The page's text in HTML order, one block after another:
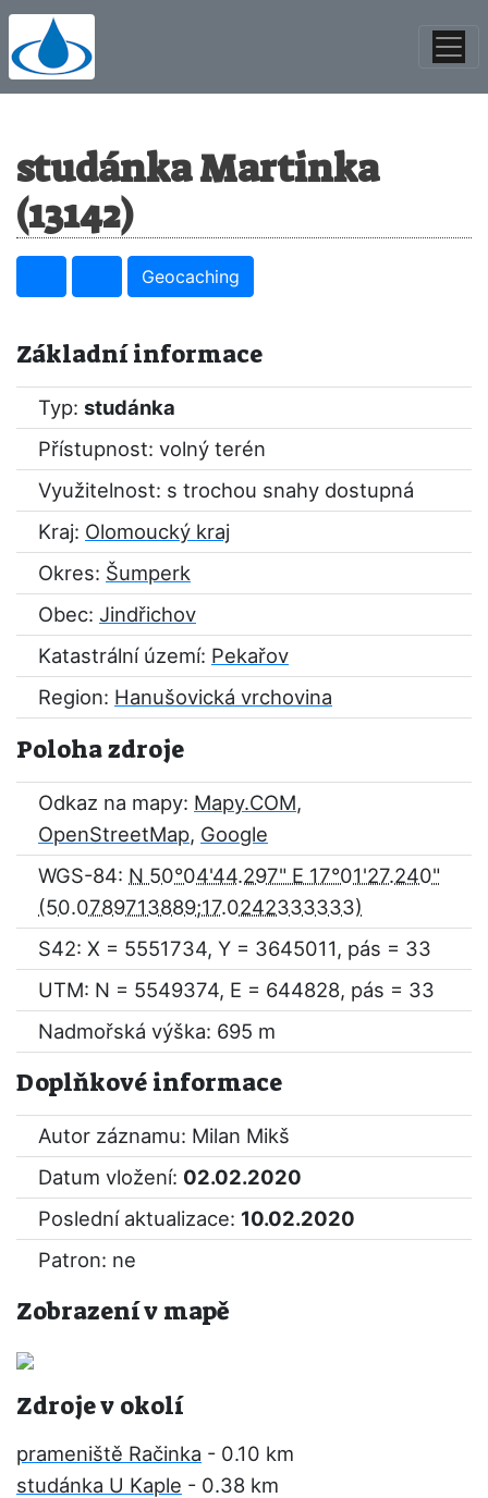
studánka Martinka
(13142)
Geocaching
Základní informace
Typ: studánka
Přístupnost: volný terén
Využitelnost: s trochou snahy dostupná
Kraj: Olomoucký kraj
Okres: Šumperk
Obec: Jindřichov
Katastrální území: Pekařov
Region: Hanušovická vrchovina
Poloha zdroje
Odkaz na mapy: Mapy.COM,
OpenStreetMap, Google
WGS-84: N 50°04'44.297" E 17°01'27.240"
S42: X = 5551734, Y = 3645011, pás = 33
UTM: N = 5549374, E = 644828, pás = 33
Nadmořská výška: 695 m
Doplňkové informace
Autor záznamu: Milan Mikš
Datum vložení: 02.02.2020
Poslední aktualizace: 10.02.2020
Patron: ne
Zobrazení v mapě
Zdroje v okolí
prameniště Račinka - 0.10 km
studánka U Kaple - 0.38 km